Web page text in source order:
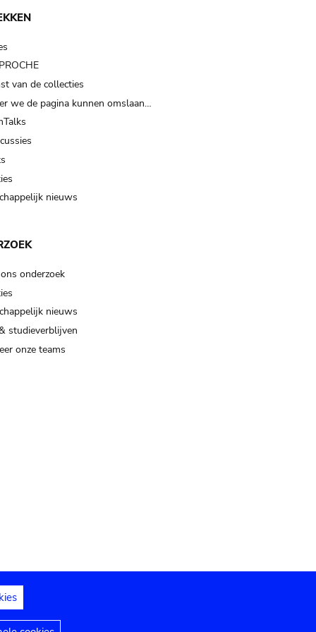
van de collecties
we de pagina kunnen omslaan…
nieuws
onderzoek
nieuws
studieverblijven
onze teams